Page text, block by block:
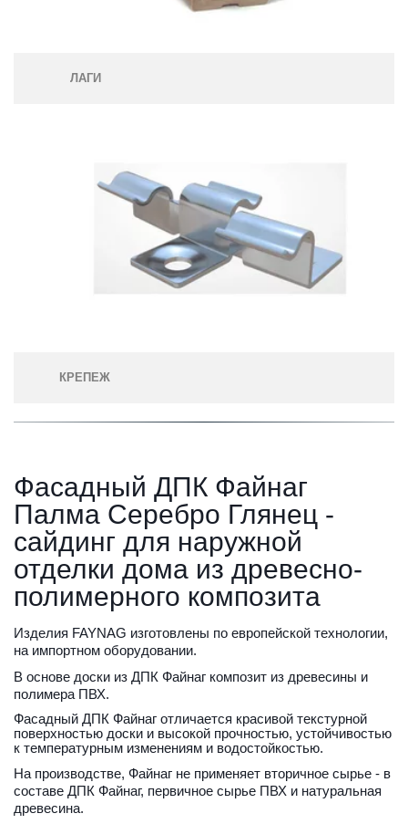
ЛАГИ
КРЕПЕЖ
Фасадный ДПК Файнаг
Палма Серебро Глянец -
сайдинг для наружной
отделки дома из древесно-
полимерного композита
Изделия FAYNAG изготовлены по европейской технологии,
на импортном оборудовании.
В основе доски из ДПК Файнаг композит из древесины и
полимера ПВХ.
Фасадный ДПК Файнаг отличается красивой текстурной
поверхностью доски и высокой прочностью, устойчивостью
к температурным изменениям и водостойкостью.
На производстве, Файнаг не применяет вторичное сырье - в
составе ДПК Файнаг, первичное сырье ПВХ и натуральная
древесина.